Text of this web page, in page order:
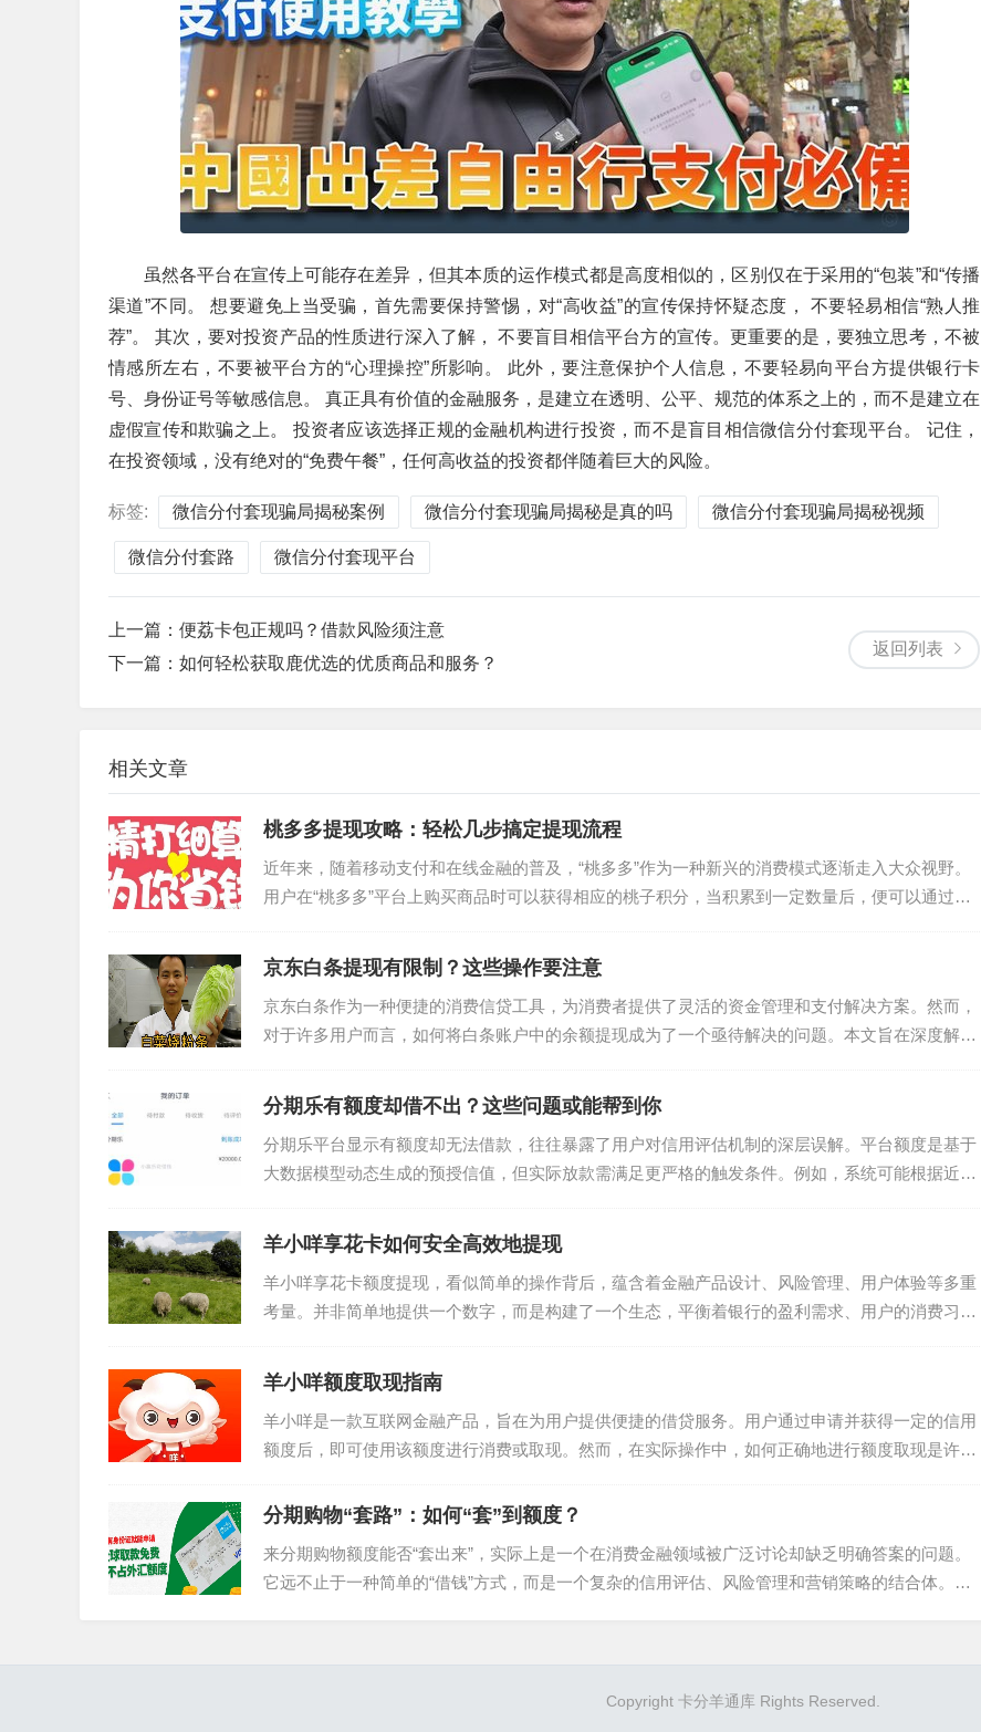
虽然各平台在宣传上可能存在差异，但其本质的运作模式都是高度相似的，区别仅在于采用的“包装”和“传播
渠道”不同。 想要避免上当受骗，首先需要保持警惕，对“高收益”的宣传保持怀疑态度， 不要轻易相信“熟人推
荐”。 其次，要对投资产品的性质进行深入了解， 不要盲目相信平台方的宣传。更重要的是，要独立思考，不被
情感所左右，不要被平台方的“心理操控”所影响。 此外，要注意保护个人信息，不要轻易向平台方提供银行卡
号、身份证号等敏感信息。 真正具有价值的金融服务，是建立在透明、公平、规范的体系之上的，而不是建立在
虚假宣传和欺骗之上。 投资者应该选择正规的金融机构进行投资，而不是盲目相信微信分付套现平台。 记住，
在投资领域，没有绝对的“免费午餐”，任何高收益的投资都伴随着巨大的风险。
标签: 微信分付套现骗局揭秘案例 微信分付套现骗局揭秘是真的吗 微信分付套现骗局揭秘视频
微信分付套路 微信分付套现平台
返回列表
上一篇： 便荔卡包正规吗？借款风险须注意
下一篇： 如何轻松获取鹿优选的优质商品和服务？
相关文章
桃多多提现攻略：轻松几步搞定提现流程
近年来，随着移动支付和在线金融的普及，“桃多多”作为一种新兴的消费模式逐渐走入大众视野。
用户在“桃多多”平台上购买商品时可以获得相应的桃子积分，当积累到一定数量后，便可以通过一
京东白条提现有限制？这些操作要注意
京东白条作为一种便捷的消费信贷工具，为消费者提供了灵活的资金管理和支付解决方案。然而，
对于许多用户而言，如何将白条账户中的余额提现成为了一个亟待解决的问题。本文旨在深度解析
分期乐有额度却借不出？这些问题或能帮到你
分期乐平台显示有额度却无法借款，往往暴露了用户对信用评估机制的深层误解。平台额度是基于
大数据模型动态生成的预授信值，但实际放款需满足更严格的触发条件。例如，系统可能根据近期
羊小咩享花卡如何安全高效地提现
羊小咩享花卡额度提现，看似简单的操作背后，蕴含着金融产品设计、风险管理、用户体验等多重
考量。并非简单地提供一个数字，而是构建了一个生态，平衡着银行的盈利需求、用户的消费习
羊小咩额度取现指南
羊小咩是一款互联网金融产品，旨在为用户提供便捷的借贷服务。用户通过申请并获得一定的信用
额度后，即可使用该额度进行消费或取现。然而，在实际操作中，如何正确地进行额度取现是许多
分期购物“套路”：如何“套”到额度？
来分期购物额度能否“套出来”，实际上是一个在消费金融领域被广泛讨论却缺乏明确答案的问题。
它远不止于一种简单的“借钱”方式，而是一个复杂的信用评估、风险管理和营销策略的结合体。从
Copyright 卡分羊通库 Rights Reserved.